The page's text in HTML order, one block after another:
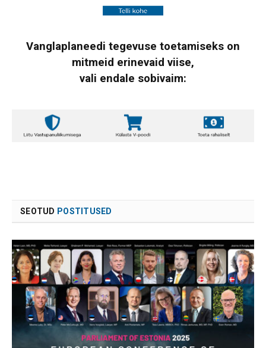
Vanglaplaneedi tegevuse toetamiseks on
mitmeid erinevaid viise,
vali endale sobivaim:
SEOTUD POSTITUSED